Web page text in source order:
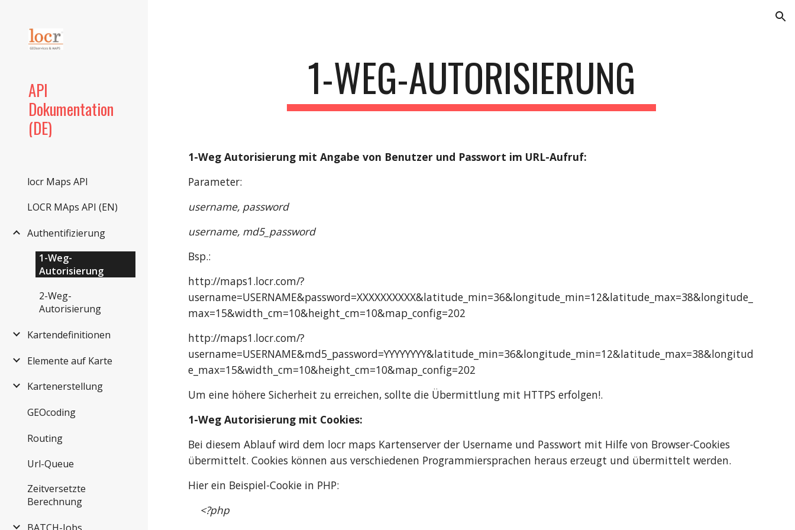
API
Dokumentation
(DE)
locr Maps API
LOCR MAps API (EN)
Authentifizierung
1-Weg-
Autorisierung
2-Weg-
Autorisierung
Kartendefinitionen
Elemente auf Karte
Kartenerstellung
GEOcoding
Routing
Url-Queue
Zeitversetzte
Berechnung
1-WEG-AUTORISIERUNG
1-Weg Autorisierung mit Angabe von Benutzer und Passwort im URL-Aufruf:
Parameter:
username, password
username, md5_password
Bsp.:
http://maps1.locr.com/?
username=USERNAME&password=XXXXXXXXXX&latitude_min=36&longitude_min=12&latitude_max=38&longitude_
max=15&width_cm=10&height_cm=10&map_config=202
http://maps1.locr.com/?
username=USERNAME&md5_password=YYYYYYYY&latitude_min=36&longitude_min=12&latitude_max=38&longitud
e_max=15&width_cm=10&height_cm=10&map_config=202
Um eine höhere Sicherheit zu erreichen, sollte die Übermittlung mit HTTPS erfolgen!.
1-Weg Autorisierung mit Cookies:
Bei diesem Ablauf wird dem locr maps Kartenserver der Username und Passwort mit Hilfe von Browser-Cookies
übermittelt. Cookies können aus verschiedenen Programmiersprachen heraus erzeugt und übermittelt werden.
Hier ein Beispiel-Cookie in PHP:
<?php